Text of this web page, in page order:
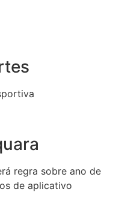
regra sobre ano de
de aplicativo